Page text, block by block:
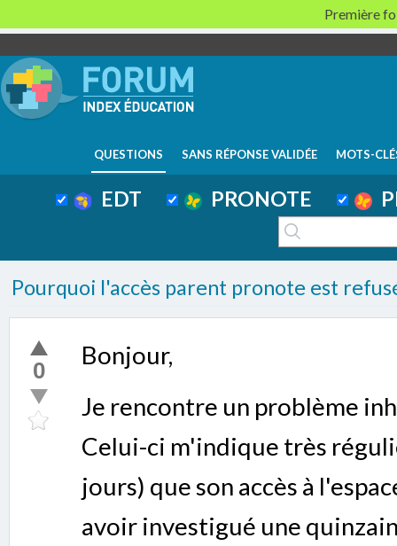
QUESTIONS SANS RÉPONSE VALIDÉE MOTS-
EDT PRONOTE
Pourquoi l'accès parent pronote est
0
Bonjour,
Je rencontre un problème
Celui-ci m'indique très
jours) que son accès à
avoir investigué une
Première